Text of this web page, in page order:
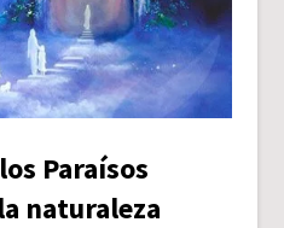
Paraísos
naturaleza